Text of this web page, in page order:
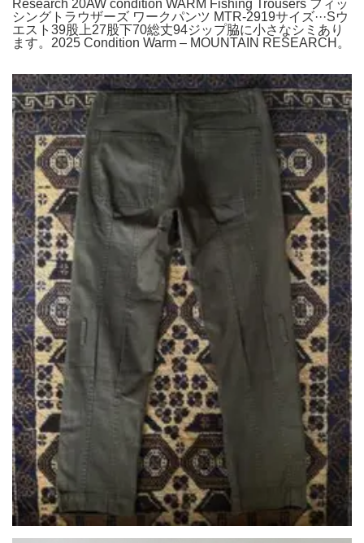
Research 20AW condition WARM Fishing Trousers フィッ
シングトラウザーズ ワークパンツ MTR-2919サイズ···Sウ
エスト39股上27股下70総丈94ジップ脇に小さなシミあり
ます。2025 Condition Warm – MOUNTAIN RESEARCH。